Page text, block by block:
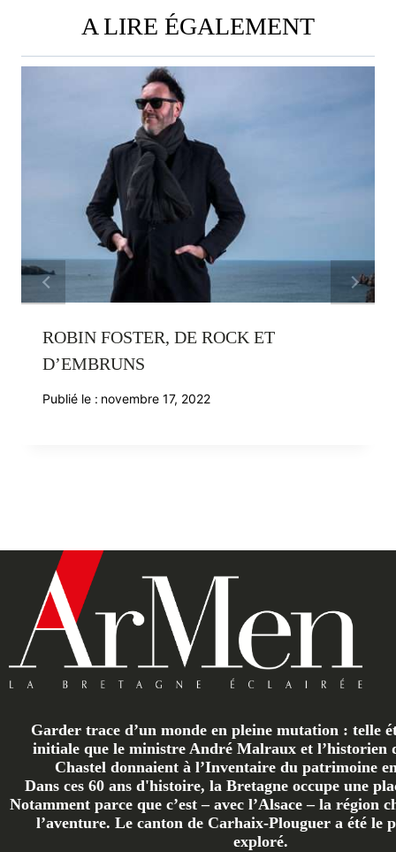
A LIRE ÉGALEMENT
ROBIN FOSTER, DE ROCK ET
D’EMBRUNS
Publié le : novembre 17, 2022
Garder trace d’un monde en pleine mutation : telle
initiale que le ministre André Malraux et l’historien
Chastel donnaient à l’Inventaire du patrimoine
Dans ces 60 ans d'histoire, la Bretagne occupe une
Notamment parce que c’est – avec l’Alsace – la région
l’aventure. Le canton de Carhaix-Plouguer a été le
exploré.